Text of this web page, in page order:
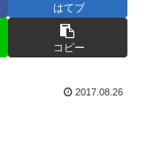
はてブ
コピー
2017.08.26